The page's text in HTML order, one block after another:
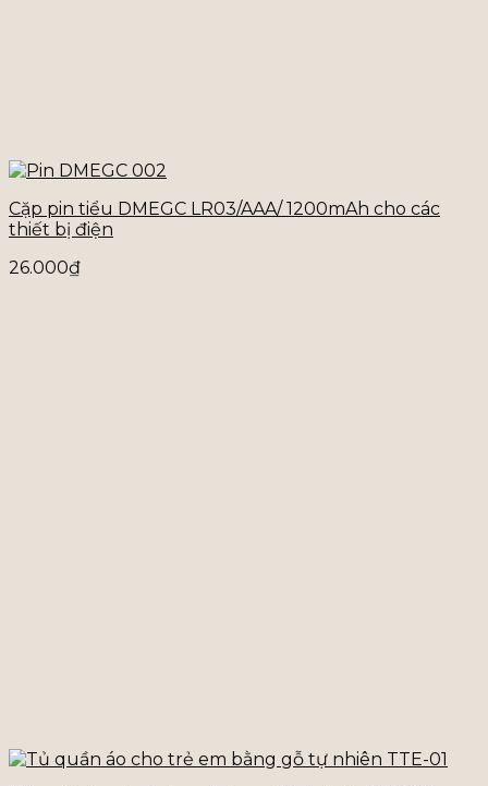
Cặp pin tiểu DMEGC LR03/AAA/ 1200mAh cho các
thiết bị điện
26.000₫